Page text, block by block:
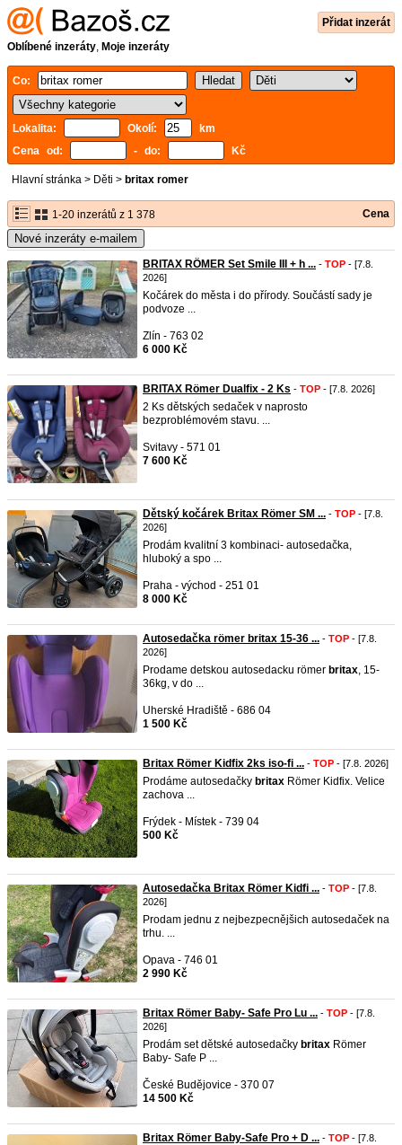
Přidat inzerát
Oblíbené inzeráty, Moje inzeráty
Co:
Lokalita: Okolí:
km
Cena od:
- do: Kč
Hlavní stránka > Děti > britax romer
1-20 inzerátů z 1 378 Cena
Nové inzeráty e-mailem
BRITAX RÖMER Set Smile III + h ... - TOP - [7.8.
2026]
Kočárek do města i do přírody. Součástí sady je
podvoze ...
Zlín - 763 02
6 000 Kč
BRITAX Römer Dualfix - 2 Ks - TOP - [7.8. 2026]
2 Ks dětských sedaček v naprosto
bezproblémovém stavu. ...
Svitavy - 571 01
7 600 Kč
Dětský kočárek Britax Römer SM ... - TOP - [7.8.
2026]
Prodám kvalitní 3 kombinaci- autosedačka,
hluboký a spo ...
Praha - východ - 251 01
8 000 Kč
Autosedačka römer britax 15-36 ... - TOP - [7.8.
2026]
Prodame detskou autosedacku römer britax, 15-
36kg, v do ...
Uherské Hradiště - 686 04
1 500 Kč
Britax Römer Kidfix 2ks iso-fi ... - TOP - [7.8. 2026]
Prodáme autosedačky britax Römer Kidfix. Velice
zachova ...
Frýdek - Místek - 739 04
500 Kč
Autosedačka Britax Römer Kidfi ... - TOP - [7.8.
2026]
Prodam jednu z nejbezpecnějšich autosedaček na
trhu. ...
Opava - 746 01
2 990 Kč
Britax Römer Baby- Safe Pro Lu ... - TOP - [7.8.
2026]
Prodám set dětské autosedačky britax Römer
Baby- Safe P ...
České Budějovice - 370 07
14 500 Kč
Britax Römer Baby-Safe Pro + D ... - TOP - [7.8.